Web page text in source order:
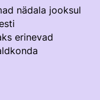
nädala jooksul
erinevad